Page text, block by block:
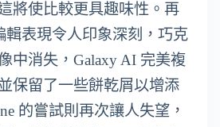
將使比較更具趣味性。再
輯表現令人印象深刻，巧克
中消失，Galaxy AI 完美複
保留了一些餅乾屑以增添
的嘗試則再次讓人失望，